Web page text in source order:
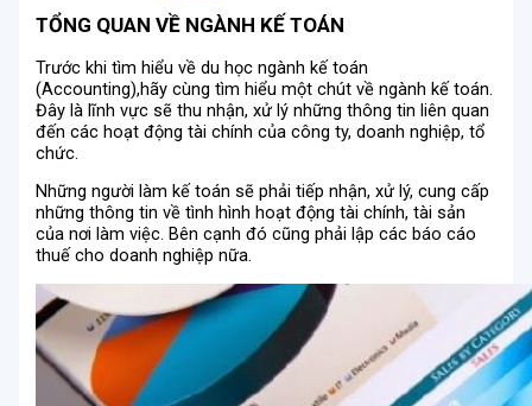
TỔNG QUAN VỀ NGÀNH KẾ TOÁN
Trước khi tìm hiểu về du học ngành kế toán
(Accounting),hãy cùng tìm hiểu một chút về ngành kế toán.
Đây là lĩnh vực sẽ thu nhận, xử lý những thông tin liên quan
đến các hoạt động tài chính của công ty, doanh nghiệp, tổ
chức.
Những người làm kế toán sẽ phải tiếp nhận, xử lý, cung cấp
những thông tin về tình hình hoạt động tài chính, tài sản
của nơi làm việc. Bên cạnh đó cũng phải lập các báo cáo
thuế cho doanh nghiệp nữa.